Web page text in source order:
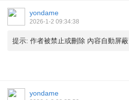
yondame
2026-1-2 09:34:38
提示: 作者被禁止或刪除 內容自動屏蔽
yondame